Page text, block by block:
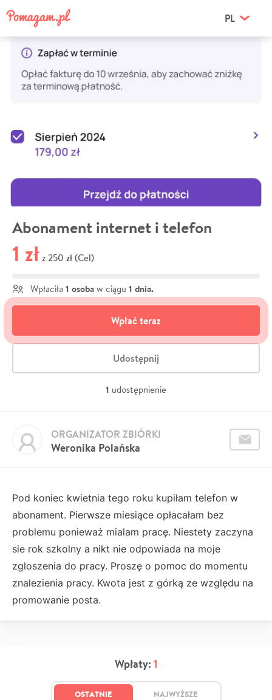
PL
Abonament internet i telefon
1 zł z 250 zł (Cel)
Wpłaciła 1 osoba w ciągu 1 dnia.
Wpłać teraz
Udostępnij
1 udostępnienie
Weronika Polańska
ORGANIZATOR ZBIÓRKI
Pod koniec kwietnia tego roku kupiłam telefon w
abonament. Pierwsze miesiące opłacałam bez
problemu ponieważ mialam pracę. Niestety zaczyna
sie rok szkolny a nikt nie odpowiada na moje
zgloszenia do pracy. Proszę o pomoc do momentu
znalezienia pracy. Kwota jest z górką ze względu na
promowanie posta.
Wpłaty: 1
OSTATNIE NAJWYŻSZE